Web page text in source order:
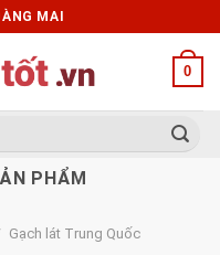
MAI
0
PHẨM
Gạch lát Trung Quốc